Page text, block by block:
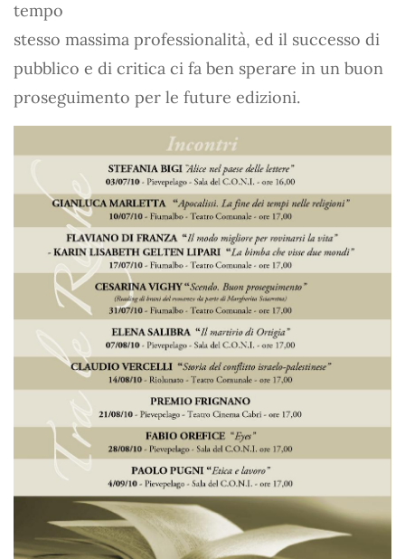
tempo
stesso massima professionalità, ed il successo di
pubblico e di critica ci fa ben sperare in un buon
proseguimento per le future edizioni.